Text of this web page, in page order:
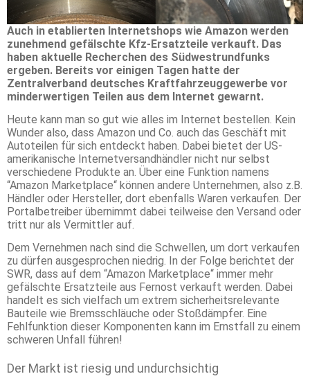
Auch in etablierten Internetshops wie Amazon werden
zunehmend gefälschte Kfz-Ersatzteile verkauft. Das
haben aktuelle Recherchen des Südwestrundfunks
ergeben. Bereits vor einigen Tagen hatte der
Zentralverband deutsches Kraftfahrzeuggewerbe vor
minderwertigen Teilen aus dem Internet gewarnt.
Heute kann man so gut wie alles im Internet bestellen. Kein
Wunder also, dass Amazon und Co. auch das Geschäft mit
Autoteilen für sich entdeckt haben. Dabei bietet der US-
amerikanische Internetversandhändler nicht nur selbst
verschiedene Produkte an. Über eine Funktion namens
“Amazon Marketplace“ können andere Unternehmen, also z.B.
Händler oder Hersteller, dort ebenfalls Waren verkaufen. Der
Portalbetreiber übernimmt dabei teilweise den Versand oder
tritt nur als Vermittler auf.
Dem Vernehmen nach sind die Schwellen, um dort verkaufen
zu dürfen ausgesprochen niedrig. In der Folge berichtet der
SWR, dass auf dem “Amazon Marketplace“ immer mehr
gefälschte Ersatzteile aus Fernost verkauft werden. Dabei
handelt es sich vielfach um extrem sicherheitsrelevante
Bauteile wie Bremsschläuche oder Stoßdämpfer. Eine
Fehlfunktion dieser Komponenten kann im Ernstfall zu einem
schweren Unfall führen!
Der Markt ist riesig und undurchsichtig